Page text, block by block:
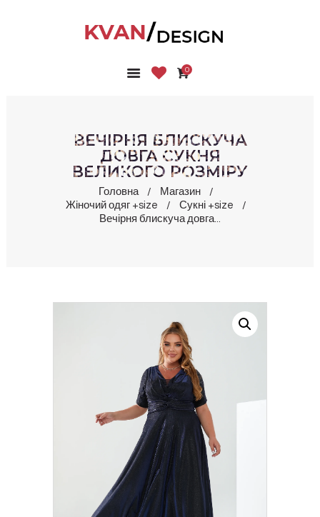
0
ВЕЧІРНЯ БЛИСКУЧА
ДОВГА СУКНЯ
ВЕЛИКОГО РОЗМІРУ
Головна
Магазин
Жіночий одяг +size
Сукні +size
Вечірня блискуча довга...
ГОЛОВНА
ПРО НАС
БЛОГ
КОНТАКТИ
КАБІНЕТ